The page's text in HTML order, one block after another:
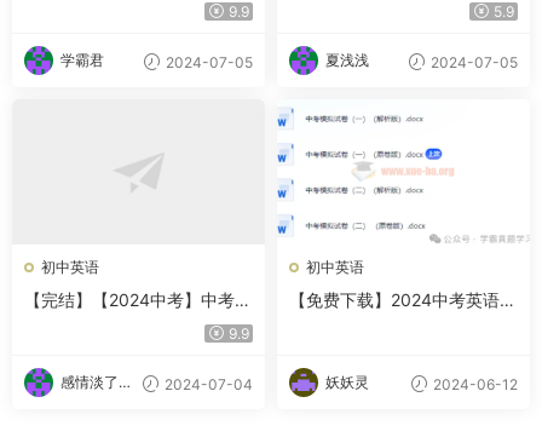
9.9
学霸君 2024-07-05
5.9
夏浅浅 2024-07-05
初中英语
【完结】【2024中考】中考英
9.9
感情淡了请
2024-07-04
初中英语
【免费下载】2024中考英语模
妖妖灵 2024-06-12